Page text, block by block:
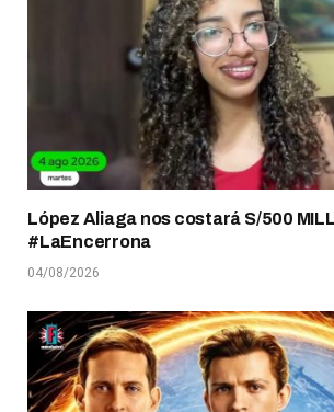
López Aliaga nos costará S/500
#LaEncerrona
04/08/2026